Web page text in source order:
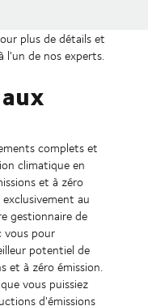
plus de détails et
l'un de nos experts.
complets et
climatique en
et à zéro
au
gestionnaire de
vous pour
potentiel de
et à zéro émission.
vous puissiez
d'émissions